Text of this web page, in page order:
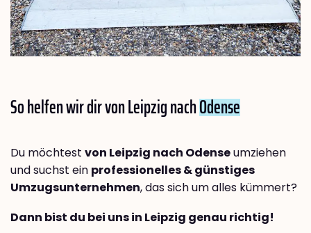
So helfen wir dir von Leipzig nachOdense
Du möchtest von Leipzig nach Odenseumziehen
und suchst ein professionelles & günstiges
Umzugsunternehmen, das sich um alles kümmert?
Dann bist du bei uns in Leipzig genau richtig!